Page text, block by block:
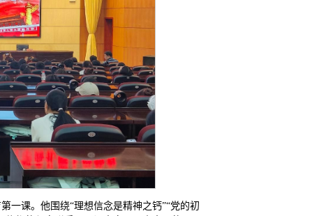
一课。他围绕“理想信念是精神之钙”“党的初